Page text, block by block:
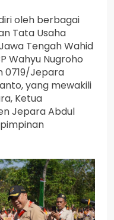
oleh berbagai
Tata Usaha
Tengah Wahid
Wahyu Nugroho
0719/Jepara
yang mewakili
Ketua
Jepara Abdul